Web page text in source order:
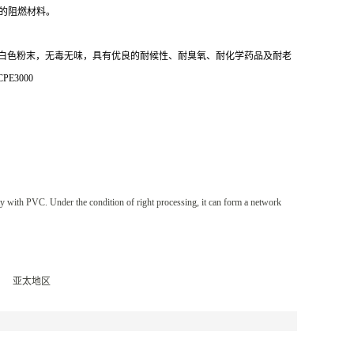
阻燃材料。
色粉末，无毒无味，具有优良的耐候性、耐臭氧、耐化学药品及耐老
with PVC. Under the condition of right processing, it can form a network
亚太地区